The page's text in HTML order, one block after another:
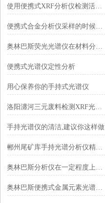
使用便携式XRF分析仪检测活性炭中的金元
便携式合金分析仪采样的时候需要注意的2条技术特点
奥林巴斯荧光光谱仪在材料分析中的应用
便携式光谱仪定性分析
用心保养你的手持式光谱仪
洛阳瀍河三元废料检测XRF光谱仪技术优势
手持光谱仪的清洁,建议你这样做
郴州尾矿库手持光谱分析仪精准筛查微量银，让闲置矿渣变身“隐形金矿“
奥林巴斯分析仪在一定程度上提高了检测效率
奥林巴斯便携式金属元素光谱仪使用特点